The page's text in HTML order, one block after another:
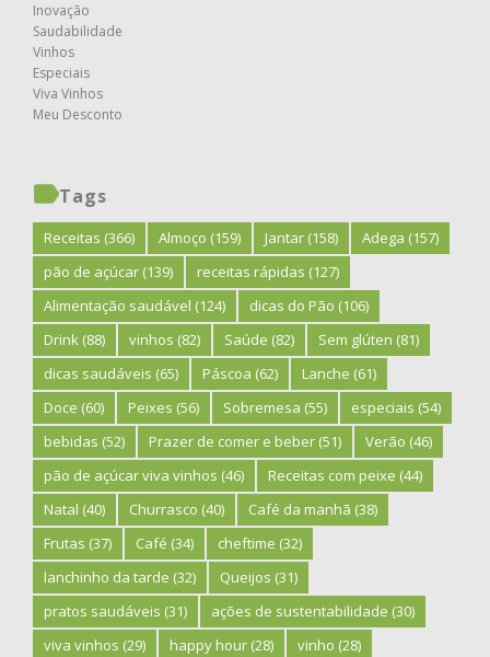
Inovação
Saudabilidade
Vinhos
Especiais
Viva Vinhos
Meu Desconto
Tags
Receitas (366) Almoço (159) Jantar (158) Adega (157)
pão de açúcar (139) receitas rápidas (127)
Alimentação saudável (124) dicas do Pão (106)
Drink (88) vinhos (82) Saúde (82) Sem glúten (81)
dicas saudáveis (65) Páscoa (62) Lanche (61)
Doce (60) Peixes (56) Sobremesa (55) especiais (54)
bebidas (52) Prazer de comer e beber (51) Verão (46)
pão de açúcar viva vinhos (46) Receitas com peixe (44)
Natal (40) Churrasco (40) Café da manhã (38)
Frutas (37) Café (34) cheftime (32)
lanchinho da tarde (32) Queijos (31)
pratos saudáveis (31) ações de sustentabilidade (30)
viva vinhos (29) happy hour (28) vinho (28)